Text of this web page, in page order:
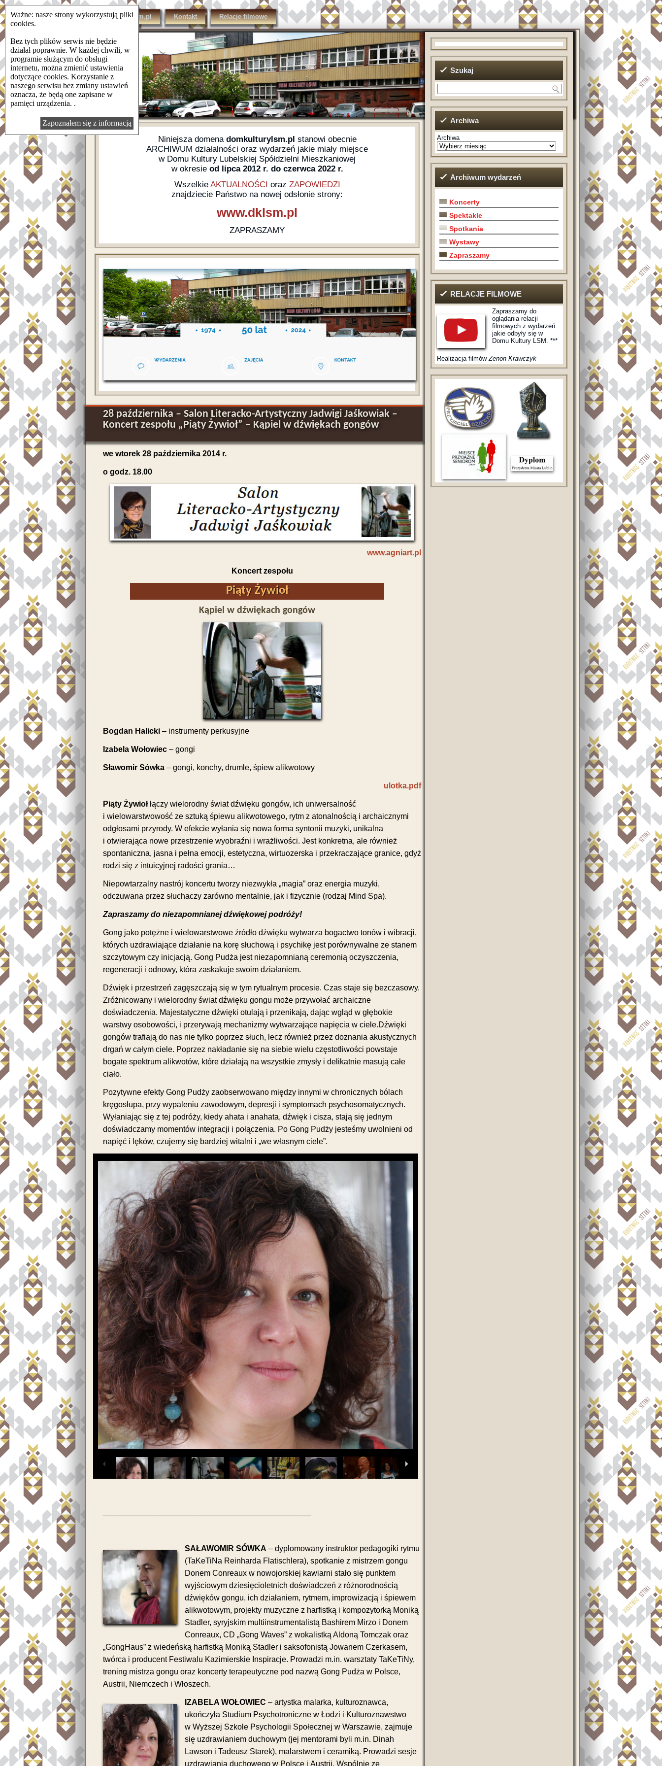
domkulturylsm.pl Kontakt Relacje filmowe
Niniejsza domena domkulturylsm.pl stanowi obecnie
ARCHIWUM działalności oraz wydarzeń jakie miały miejsce
w Domu Kultury Lubelskiej Spółdzielni Mieszkaniowej
w okresie od lipca 2012 r. do czerwca 2022 r.
Wszelkie AKTUALNOŚCI oraz ZAPOWIEDZI
znajdziecie Państwo na nowej odsłonie strony:
www.dklsm.pl
ZAPRASZAMY
28 października – Salon Literacko-Artystyczny Jadwigi Jaśkowiak –
Koncert zespołu „Piąty Żywioł” – Kąpiel w dźwiękach gongów
we wtorek 28 października 2014 r.
o godz. 18.00
www.agniart.pl
Koncert zespołu
Piąty Żywioł
Kąpiel w dźwiękach gongów
Bogdan Halicki – instrumenty perkusyjne
Izabela Wołowiec – gongi
Sławomir Sówka – gongi, konchy, drumle, śpiew alikwotowy
ulotka.pdf
Piąty Żywiołłączy wielorodny świat dźwięku gongów, ich uniwersalność
i wielowarstwowość ze sztuką śpiewu alikwotowego, rytm z atonalnością i archaicznymi
odgłosami przyrody. W efekcie wyłania się nowa forma syntonii muzyki, unikalna
i otwierająca nowe przestrzenie wyobraźni i wrażliwości. Jest konkretna, ale również
spontaniczna, jasna i pełna emocji, estetyczna, wirtuozerska i przekraczające granice, gdyż
rodzi się z intuicyjnej radości grania…
Niepowtarzalny nastrój koncertu tworzy niezwykła „magia” oraz energia muzyki,
odczuwana przez słuchaczy zarówno mentalnie, jak i fizycznie (rodzaj Mind Spa).
Zapraszamy do niezapomnianej dźwiękowej podróży!
Gong jako potężne i wielowarstwowe źródło dźwięku wytwarza bogactwo tonów i wibracji,
których uzdrawiające działanie na korę słuchową i psychikę jest porównywalne ze stanem
szczytowym czy inicjacją. Gong Pudża jest niezapomnianą ceremonią oczyszczenia,
regeneracji i odnowy, która zaskakuje swoim działaniem.
Dźwięk i przestrzeń zagęszczają się w tym rytualnym procesie. Czas staje się bezczasowy.
Zróżnicowany i wielorodny świat dźwięku gongu może przywołać archaiczne
doświadczenia. Majestatyczne dźwięki otulają i przenikają, dając wgląd w głębokie
warstwy osobowości, i przerywają mechanizmy wytwarzające napięcia w ciele.Dźwięki
gongów trafiają do nas nie tylko poprzez słuch, lecz również przez doznania akustycznych
drgań w całym ciele. Poprzez nakładanie się na siebie wielu częstotliwości powstaje
bogate spektrum alikwotów, które działają na wszystkie zmysły i delikatnie masują całe
ciało.
Pozytywne efekty Gong Pudży zaobserwowano między innymi w chronicznych bólach
kręgosłupa, przy wypaleniu zawodowym, depresji i symptomach psychosomatycznych.
Wyłaniając się z tej podróży, kiedy ahata i anahata, dźwięk i cisza, stają się jednym
doświadczamy momentów integracji i połączenia. Po Gong Pudży jesteśmy uwolnieni od
napięć i lęków, czujemy się bardziej witalni i „we własnym ciele”.
SAŁAWOMIR SÓWKA – dyplomowany instruktor pedagogiki rytmu
(TaKeTiNa Reinharda Flatischlera), spotkanie z mistrzem gongu
Donem Conreaux w nowojorskiej kawiarni stało się punktem
wyjściowym dziesięcioletnich doświadczeń z różnorodnością
dźwięków gongu, ich działaniem, rytmem, improwizacją i śpiewem
alikwotowym, projekty muzyczne z harfistką i kompozytorką Moniką
Stadler, syryjskim multiinstrumentalistą Bashirem Mirzo i Donem
Conreaux, CD „Gong Waves” z wokalistką Aldoną Tomczak oraz
„GongHaus” z wiedeńską harfistką Moniką Stadler i saksofonistą Jowanem Czerkasem,
twórca i producent Festiwalu Kazimierskie Inspiracje. Prowadzi m.in. warsztaty TaKeTiNy,
trening mistrza gongu oraz koncerty terapeutyczne pod nazwą Gong Pudża w Polsce,
Austrii, Niemczech i Włoszech.
IZABELA WOŁOWIEC – artystka malarka, kulturoznawca,
ukończyła Studium Psychotroniczne w Łodzi i Kulturoznawstwo
w Wyższej Szkole Psychologii Społecznej w Warszawie, zajmuje
się uzdrawianiem duchowym (jej mentorami byli m.in. Dinah
Lawson i Tadeusz Starek), malarstwem i ceramiką. Prowadzi sesje
uzdrawiania duchowego w Polsce i Austrii. Wspólnie ze
Szukaj
Archiwa
Archiwa
Archiwum wydarzeń
Koncerty
Spektakle
Spotkania
Wystawy
Zapraszamy
RELACJE FILMOWE
Zapraszamy do
oglądania relacji
filmowych z wydarzeń
jakie odbyły się w
Domu Kultury LSM. ***
Realizacja filmówZenon Krawczyk
Ważne: nasze strony wykorzystują pliki
cookies.
Bez tych plików serwis nie będzie
działał poprawnie. W każdej chwili, w
programie służącym do obsługi
internetu, można zmienić ustawienia
dotyczące cookies. Korzystanie z
naszego serwisu bez zmiany ustawień
oznacza, że będą one zapisane w
pamięci urządzenia. .
Zapoznałem się z informacją